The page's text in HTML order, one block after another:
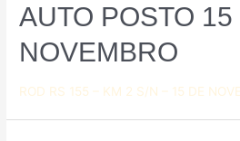
AUTO POSTO 15
NOVEMBRO
ROD RS 155 – KM 2 S/N – 15 DE